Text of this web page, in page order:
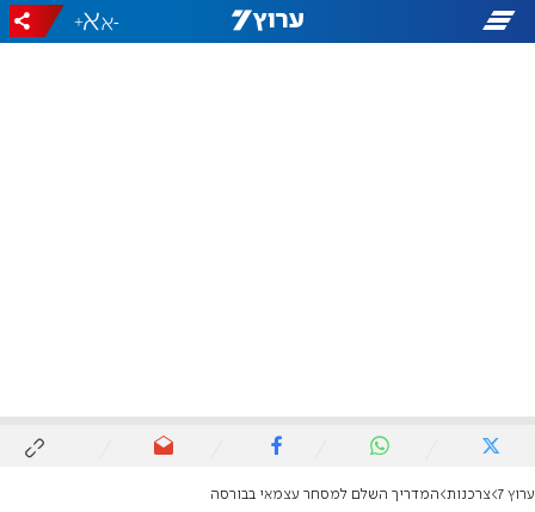
-
+
ערוץ 7 צרכנות המדריך השלם למסחר עצמאי בבורסה